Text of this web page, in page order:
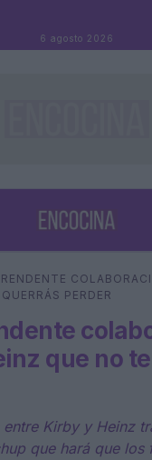
6 agosto 2026
PERDER
que no
Kirby y Heinz
que hará que los